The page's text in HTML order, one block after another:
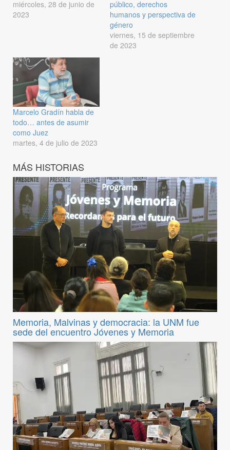
miércoles, 28 de junio de
2023
público, derechos
humanos y perspectiva de
género
viernes, 15 de septiembre
de 2023
Marcelo Gradín habla de
todo… antes de asumir
como Juez
martes, 4 de julio de 2023
MÁS HISTORIAS
Memoria, Malvinas y democracia: la UNM fue
sede del encuentro Jóvenes y Memoria